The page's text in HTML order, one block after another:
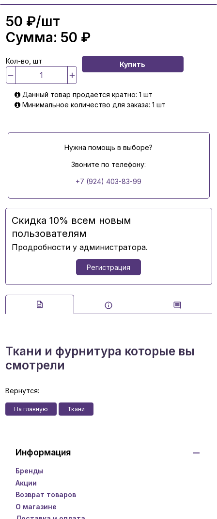
50 ₽/шт
Сумма: 50 ₽
Кол-во, шт Купить
Данный товар продается кратно: 1 шт
Минимальное количество для заказа: 1 шт
Нужна помощь в выборе?
Звоните по телефону:
+7 (924) 403-83-99
Скидка 10% всем новым
пользователям
Продробности у администратора.
Регистрация
Ткани и фурнитура которые вы
смотрели
Вернутся:
На главную Ткани
Информация
Бренды
Акции
Возврат товаров
О магазине